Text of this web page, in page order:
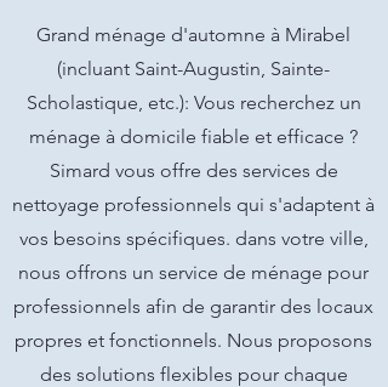
Grand ménage d'automne à Mirabel
(incluant Saint-Augustin, Sainte-
Scholastique, etc.): Vous recherchez un
ménage à domicile fiable et efficace ?
Simard vous offre des services de
nettoyage professionnels qui s'adaptent à
vos besoins spécifiques. dans votre ville,
nous offrons un service de ménage pour
professionnels afin de garantir des locaux
propres et fonctionnels. Nous proposons
des solutions flexibles pour chaque